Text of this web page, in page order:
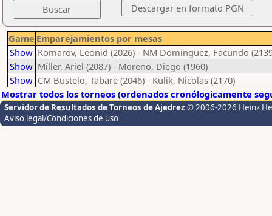
Game Emparejamientos por mesas
Show Komarov, Leonid (2026) - NM Dominguez, Facundo
Show Miller, Ariel (2087) - Moreno, Diego (1960)
Show CM Bustelo, Tabare (2046) - Kulik, Nicolas (2170)
Mostrar todos los torneos (ordenados cronólogicamente
Servidor de Resultados de Torneos de Ajedrez © 2006-2026 Heinz
Aviso legal/Condiciones de uso